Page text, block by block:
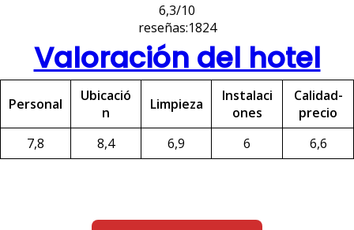
6,3/10
reseñas:1824
Valoración del hotel
Personal
Ubicació
n
Limpieza
Instalaci
ones
Calidad-
precio
7,8
8,4 6,9 6 6,6